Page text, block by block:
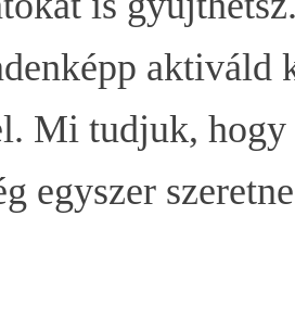
aktiváld
Mi tudjuk,
egyszer